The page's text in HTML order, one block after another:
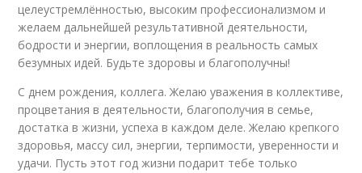
целеустремлённостью, высоким профессионализмом и
желаем дальнейшей результативной деятельности,
бодрости и энергии, воплощения в реальность самых
безумных идей. Будьте здоровы и благополучны!
С днем рождения, коллега. Желаю уважения в коллективе,
процветания в деятельности, благополучия в семье,
достатка в жизни, успеха в каждом деле. Желаю крепкого
здоровья, массу сил, энергии, терпимости, уверенности и
удачи. Пусть этот год жизни подарит тебе только